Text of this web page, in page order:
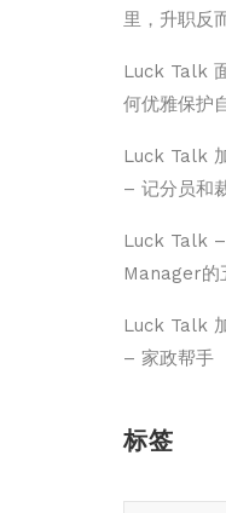
里，升职反
Luck Talk
何优雅保护
Luck Talk
– 记分员和
Luck Talk –
Manager的
Luck Talk
– 家政帮手
标签